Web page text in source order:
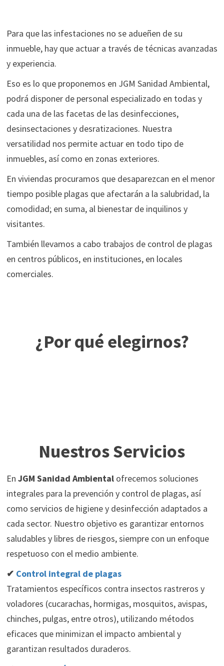
Para que las infestaciones no se adueñen de su
inmueble, hay que actuar a través de técnicas avanzadas
y experiencia.
Eso es lo que proponemos en JGM Sanidad Ambiental,
podrá disponer de personal especializado en todas y
cada una de las facetas de las desinfecciones,
desinsectaciones y desratizaciones. Nuestra
versatilidad nos permite actuar en todo tipo de
inmuebles, así como en zonas exteriores.
En viviendas procuramos que desaparezcan en el menor
tiempo posible plagas que afectarán a la salubridad, la
comodidad; en suma, al bienestar de inquilinos y
visitantes.
También llevamos a cabo trabajos de control de plagas
en centros públicos, en instituciones, en locales
comerciales.
¿Por qué elegirnos?
Nuestros Servicios
En JGM Sanidad Ambientalofrecemos soluciones
integrales para la prevención y control de plagas, así
como servicios de higiene y desinfección adaptados a
cada sector. Nuestro objetivo es garantizar entornos
saludables y libres de riesgos, siempre con un enfoque
respetuoso con el medio ambiente.
✔ Control integral de plagas
Tratamientos específicos contra insectos rastreros y
voladores (cucarachas, hormigas, mosquitos, avispas,
chinches, pulgas, entre otros), utilizando métodos
eficaces que minimizan el impacto ambiental y
garantizan resultados duraderos.